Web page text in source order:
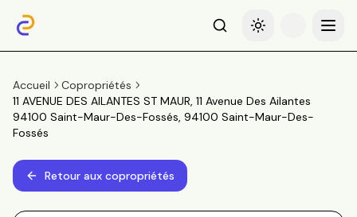
RechercheBasculer le thème
Menu
Accueil
Copropriétés
11 AVENUE DES AILANTES ST MAUR, 11 Avenue Des Ailantes
94100 Saint-Maur-Des-Fossés, 94100 Saint-Maur-Des-
Fossés
Retour aux copropriétés